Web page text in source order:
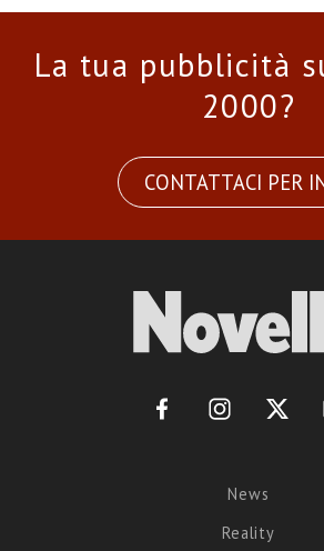
La tua pubblicità
2000?
CONTATTACI PER
News
Reality